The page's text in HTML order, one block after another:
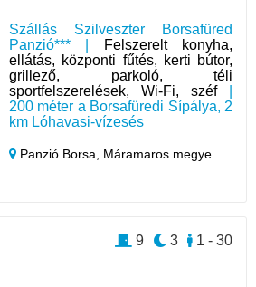
Szállás Szilveszter Borsafüred
Panzió*** |
Felszerelt konyha,
ellátás, központi fűtés, kerti bútor,
grillező, parkoló, téli
sportfelszerelések, Wi-Fi, széf|
200 méter a Borsafüredi Sípálya, 2
km Lóhavasi-vízesés
Panzió Borsa, Máramaros megye
1 - 30
3
9